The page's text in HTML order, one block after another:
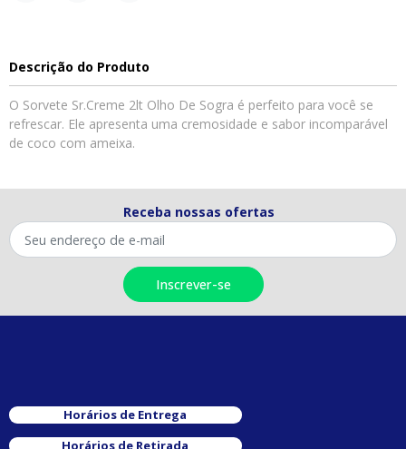
Descrição do Produto
O Sorvete Sr.Creme 2lt Olho De Sogra é perfeito para você se
refrescar. Ele apresenta uma cremosidade e sabor incomparável
de coco com ameixa.
Receba nossas ofertas
Horários de Entrega
Horários de Retirada